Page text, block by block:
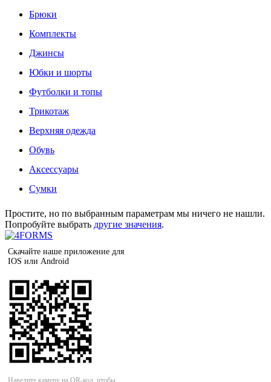
Брюки
Комплекты
Джинсы
Юбки и шорты
Футболки и топы
Трикотаж
Верхняя одежда
Обувь
Аксессуары
Сумки
Простите, но по выбранным параметрам мы ничего не нашли.
Попробуйте выбрать другие значения.
Скачайте наше приложение для
IOS или Android
Наведите камеру на QR-код, чтобы